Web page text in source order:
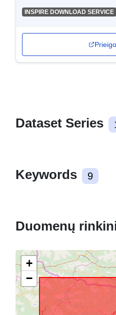
INSPIRE DOWNLOAD SERVICE
Dataset Series
Keywords 9
Duomenų
+
−